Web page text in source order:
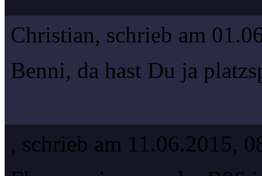
Christian, schrieb am
Benni, da hast Du ja
, schrieb am 11.06.2015,